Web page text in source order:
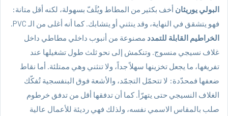
البولي يوريثان أخف بكثير من المطاط ويُلَفّ بسهولة، لكنه أقل متانة:
فهو يتشقق في النهاية، وقد ينثني أو يتشابك. كما أنه أغلى من الـ PVC.
الخراطيم القابلة للتمدد مصنوعة من أنبوب داخلي مطاطي داخل
غلاف نسيجي منسوج. وتنكمش إلى نحو ثلث طول تشغيلها عند
تفريغها، ما يجعل تخزينها سهلاً جداً، ولا تنثني وهي ممتلئة. أما نقاط
ضعفها فمحدّدة: لا تتحمّل التجمّد، والأشعة فوق البنفسجية تُفكّك
الغلاف النسيجي حتى يتهرّأ. كما أن تدفقها أقل من تدفق خرطوم
صلب بالمقاس الاسمي نفسه، ولذلك فهي رديئة للأعمال عالية